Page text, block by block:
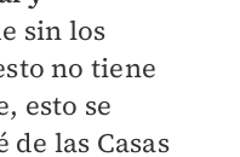
sin los
no tiene
esto se
las Casas